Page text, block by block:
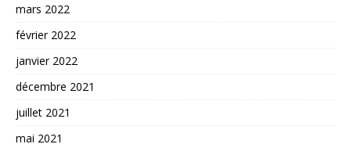
mars 2022
février 2022
janvier 2022
décembre 2021
juillet 2021
mai 2021